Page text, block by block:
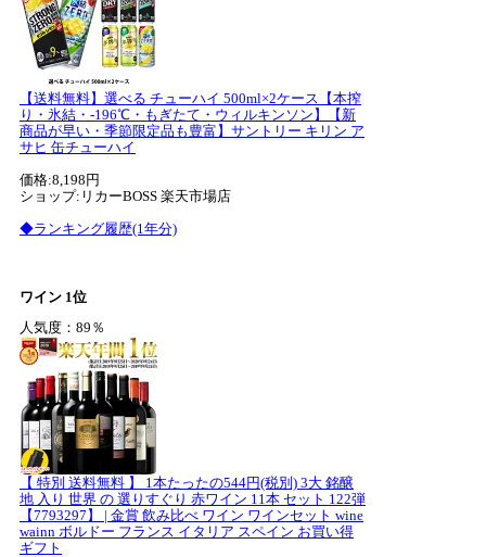
【送料無料】選べる チューハイ 500ml×2ケース【本搾
り・氷結・-196℃・もぎたて・ウィルキンソン】【新
商品が早い・季節限定品も豊富】サントリー キリン ア
サヒ 缶チューハイ
価格:8,198円
ショップ:リカーBOSS 楽天市場店
◆ランキング履歴(1年分)
ワイン 1位
人気度：89％
【 特別 送料無料 】 1本たったの544円(税別) 3大 銘醸
地 入り 世界 の 選りすぐり 赤ワイン 11本 セット 122弾
【7793297】 | 金賞 飲み比べ ワイン ワインセット wine
wainn ボルドー フランス イタリア スペイン お買い得
ギフト